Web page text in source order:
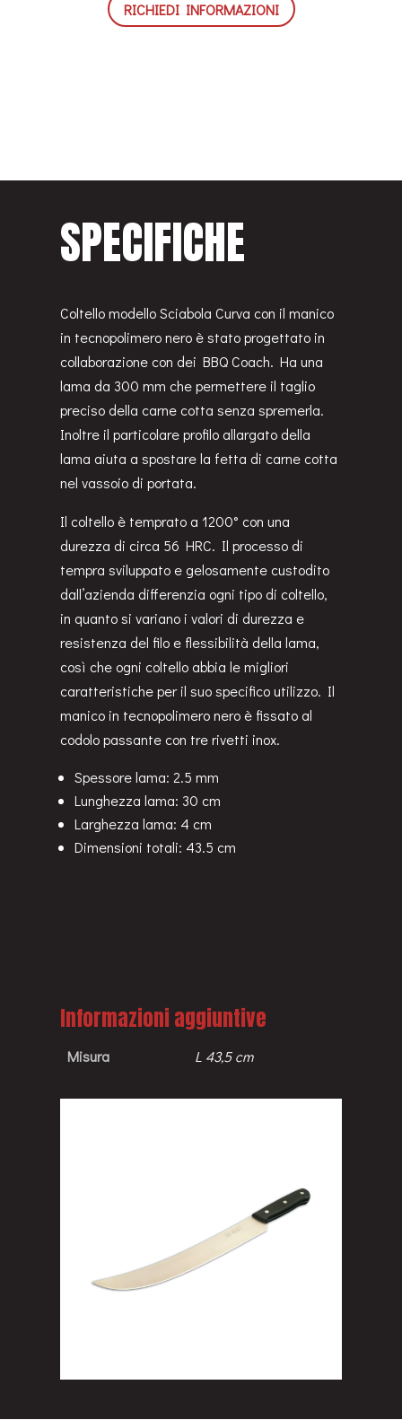
RICHIEDI INFORMAZIONI
SPECIFICHE
Coltello modello Sciabola Curva con il manico
in tecnopolimero nero è stato progettato in
collaborazione con dei BBQ Coach. Ha una
lama da 300 mm che permettere il taglio
preciso della carne cotta senza spremerla.
Inoltre il particolare profilo allargato della
lama aiuta a spostare la fetta di carne cotta
nel vassoio di portata.
Il coltello è temprato a 1200° con una
durezza di circa 56 HRC. Il processo di
tempra sviluppato e gelosamente custodito
dall’azienda differenzia ogni tipo di coltello,
in quanto si variano i valori di durezza e
resistenza del filo e flessibilità della lama,
così che ogni coltello abbia le migliori
caratteristiche per il suo specifico utilizzo. Il
manico in tecnopolimero nero è fissato al
codolo passante con tre rivetti inox.
Spessore lama: 2.5 mm
Lunghezza lama: 30 cm
Larghezza lama: 4 cm
Dimensioni totali: 43.5 cm
Informazioni aggiuntive
Misura L 43,5 cm